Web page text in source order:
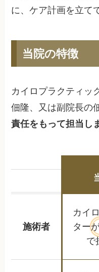
に、ケア計画を立て
当院の特徴
カイロプラクティッ
佃隆、又は副院長の
責任をもって担当し
施術者
カイ
ター
で